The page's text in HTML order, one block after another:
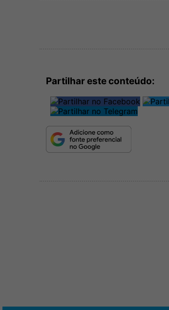
Partilhar este conteúdo: